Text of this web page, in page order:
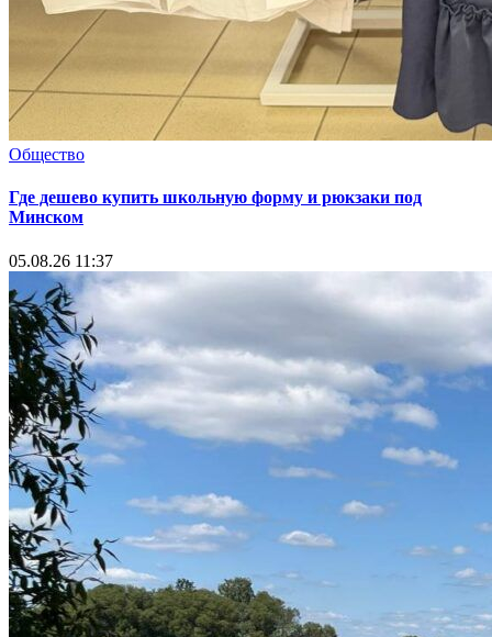
Общество
Где дешево купить школьную форму и рюкзаки под
Минском
05.08.26 11:37